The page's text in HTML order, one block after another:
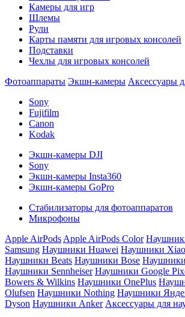
Камеры для игр
Шлемы
Рули
Карты памяти для игровых консолей
Подставки
Чехлы для игровых консолей
Фотоаппараты Экшн-камеры Аксессуары
Sony
Fujifilm
Canon
Kodak
Экшн-камеры DJI
Sony
Экшн-камеры Insta360
Экшн-камеры GoPro
Стабилизаторы для фотоаппаратов
Микрофоны
Apple AirPods Apple AirPods Color
Samsung Наушники Huawei Наушники
Наушники Beats Наушники Bose
Наушники Sennheiser Наушники Google
Bowers & Wilkins Наушники OnePlus
Olufsen Наушники Nothing Наушники
Dyson Наушники Anker Аксессуары для